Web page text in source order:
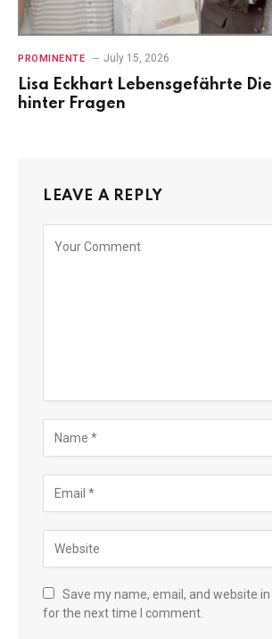
PROMINENTE July 15, 2026
Lisa Eckhart Lebensgefährte
hinter Fragen
LEAVE A REPLY
Save my name, email, and website
for the next time I comment.